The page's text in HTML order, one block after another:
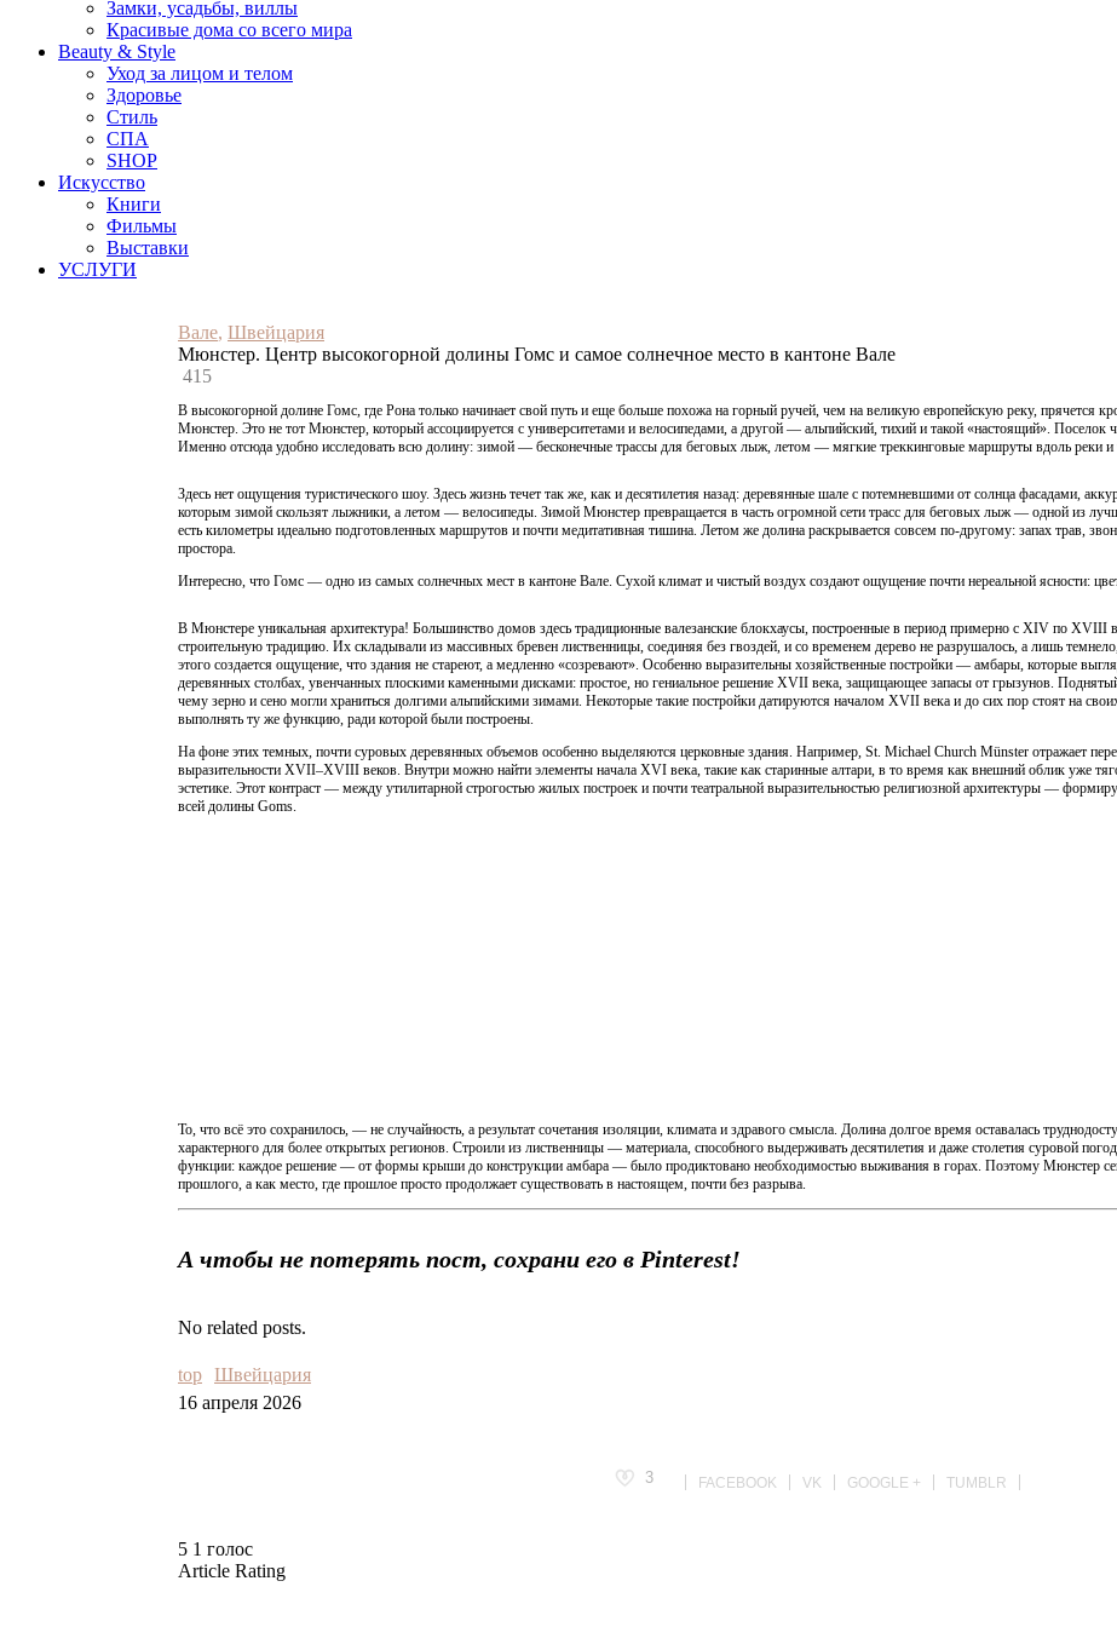
Замки, усадьбы, виллы
Красивые дома со всего мира
Beauty & Style
Уход за лицом и телом
Здоровье
Стиль
СПА
SHOP
Искусство
Книги
Фильмы
Выставки
УСЛУГИ
Вале, Швейцария
Мюнстер. Центр высокогорной долины Гомс и самое солнечное место в кантоне Вале
415
В высокогорной долине Гомс, где Рона только начинает свой путь и еще больше похожа на горный ручей, чем на великую европейскую реку, прячется
Мюнстер. Это не тот Мюнстер, который ассоциируется с университетами и велосипедами, а другой — альпийский, тихий и такой «настоящий». Поселок
Именно отсюда удобно исследовать всю долину: зимой — бесконечные трассы для беговых лыж, летом — мягкие треккинговые маршруты вдоль реки и
Здесь нет ощущения туристического шоу. Здесь жизнь течет так же, как и десятилетия назад: деревянные шале с потемневшими от солнца фасадами,
которым зимой скользят лыжники, а летом — велосипеды. Зимой Мюнстер превращается в часть огромной сети трасс для беговых лыж — одной из
есть километры идеально подготовленных маршрутов и почти медитативная тишина. Летом же долина раскрывается совсем по-другому: запах трав,
простора.
Интересно, что Гомс — одно из самых солнечных мест в кантоне Вале. Сухой климат и чистый воздух создают ощущение почти нереальной ясности:
В Мюнстере уникальная архитектура! Большинство домов здесь традиционные валезанские блокхаусы, построенные в период примерно с XIV по
строительную традицию. Их складывали из массивных бревен лиственницы, соединяя без гвоздей, и со временем дерево не разрушалось, а лишь
этого создается ощущение, что здания не стареют, а медленно «созревают». Особенно выразительны хозяйственные постройки — амбары, которые
деревянных столбах, увенчанных плоскими каменными дисками: простое, но гениальное решение XVII века, защищающее запасы от грызунов.
чему зерно и сено могли храниться долгими альпийскими зимами. Некоторые такие постройки датируются началом XVII века и до сих пор стоят на
выполнять ту же функцию, ради которой были построены.
На фоне этих темных, почти суровых деревянных объемов особенно выделяются церковные здания. Например, St. Michael Church Münster отражает
выразительности XVII–XVIII веков. Внутри можно найти элементы начала XVI века, такие как старинные алтари, в то время как внешний облик уже
эстетике. Этот контраст — между утилитарной строгостью жилых построек и почти театральной выразительностью религиозной архитектуры —
всей долины Goms.
То, что всё это сохранилось, — не случайность, а результат сочетания изоляции, климата и здравого смысла. Долина долгое время оставалась
характерного для более открытых регионов. Строили из лиственницы — материала, способного выдерживать десятилетия и даже столетия суровой
функции: каждое решение — от формы крыши до конструкции амбара — было продиктовано необходимостью выживания в горах. Поэтому Мюнстер
прошлого, а как место, где прошлое просто продолжает существовать в настоящем, почти без разрыва.
А чтобы не потерять пост, сохрани его в Pinterest!
No related posts.
top Швейцария
16 апреля 2026
3 FACEBOOK VK GOOGLE + TUMBLR
5 1 голос
Article Rating